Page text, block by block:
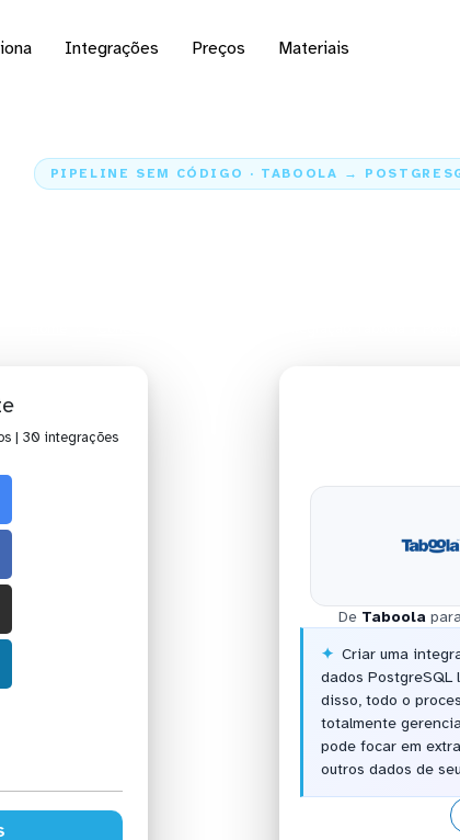
Integrações Preços Materiais
PIPELINE SEM CÓDIGO · TABOOLA →
| 30 integrações
De Taboola
Criar uma
dados PostgreSQL
disso, todo o
totalmente
pode focar em
outros dados de